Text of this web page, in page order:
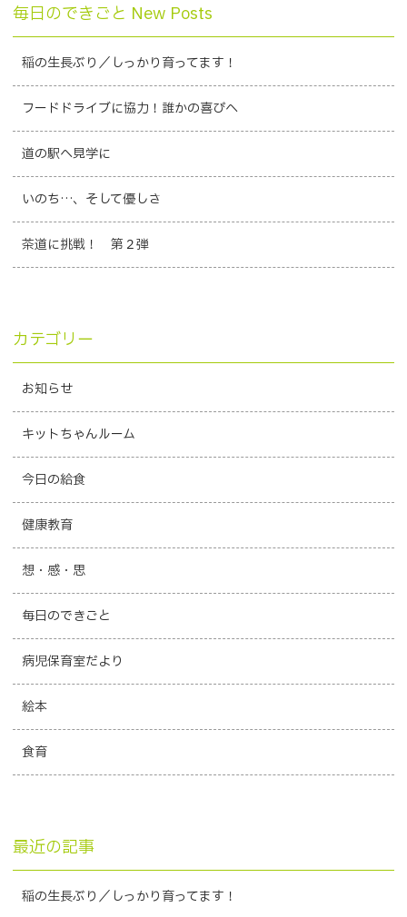
毎日のできごと New Posts
稲の生長ぶり／しっかり育ってます！
フードドライブに協力！誰かの喜びへ
道の駅へ見学に
いのち…、そして優しさ
茶道に挑戦！ 第２弾
カテゴリー
お知らせ
キットちゃんルーム
今日の給食
健康教育
想・感・思
毎日のできごと
病児保育室だより
絵本
食育
最近の記事
稲の生長ぶり／しっかり育ってます！